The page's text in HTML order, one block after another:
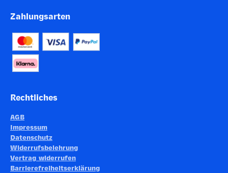
Zahlungsarten
Rechtliches
AGB
Impressum
Datenschutz
Widerrufsbelehrung
Vertrag widerrufen
Barrierefreiheitserklärung